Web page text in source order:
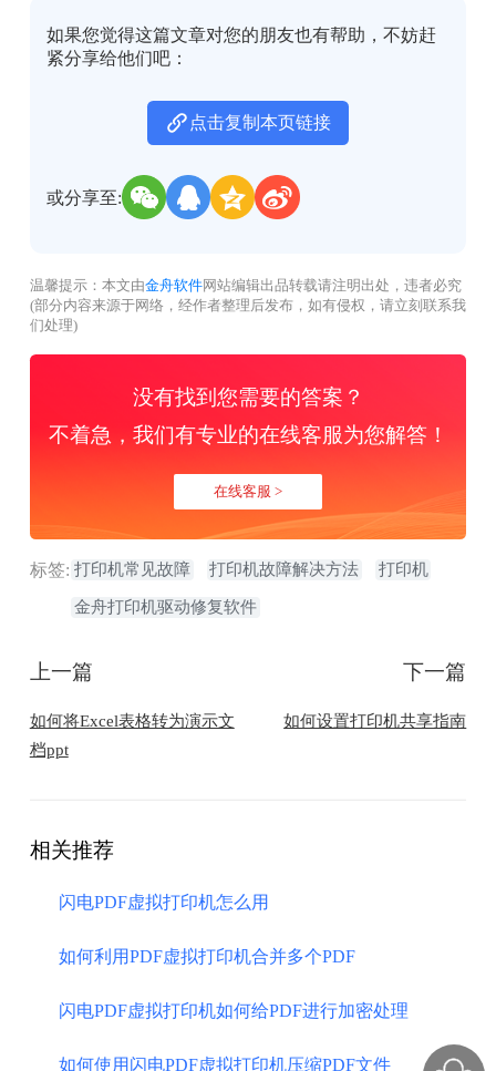
如果您觉得这篇文章对您的朋友也有帮助，不妨赶
紧分享给他们吧：
点击复制本页链接
或分享至:
温馨提示：本文由金舟软件网站编辑出品转载请注明出处，违者必究
(部分内容来源于网络，经作者整理后发布，如有侵权，请立刻联系我
们处理)
没有找到您需要的答案？
不着急，我们有专业的在线客服为您解答！
在线客服 >
标签: 打印机常见故障 打印机故障解决方法 打印机
金舟打印机驱动修复软件
上一篇
如何将Excel表格转为演示文
档ppt
下一篇
如何设置打印机共享指南
相关推荐
闪电PDF虚拟打印机怎么用
如何利用PDF虚拟打印机合并多个PDF
闪电PDF虚拟打印机如何给PDF进行加密处理
如何使用闪电PDF虚拟打印机压缩PDF文件